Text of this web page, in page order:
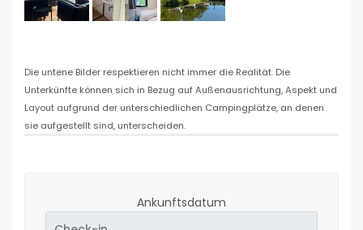
Die untene Bilder respektieren nicht immer die Realität. Die
Unterkünfte können sich in Bezug auf Außenausrichtung, Aspekt und
Layout aufgrund der unterschiedlichen Campingplätze, an denen
sie aufgestellt sind, unterscheiden.
Ankunftsdatum